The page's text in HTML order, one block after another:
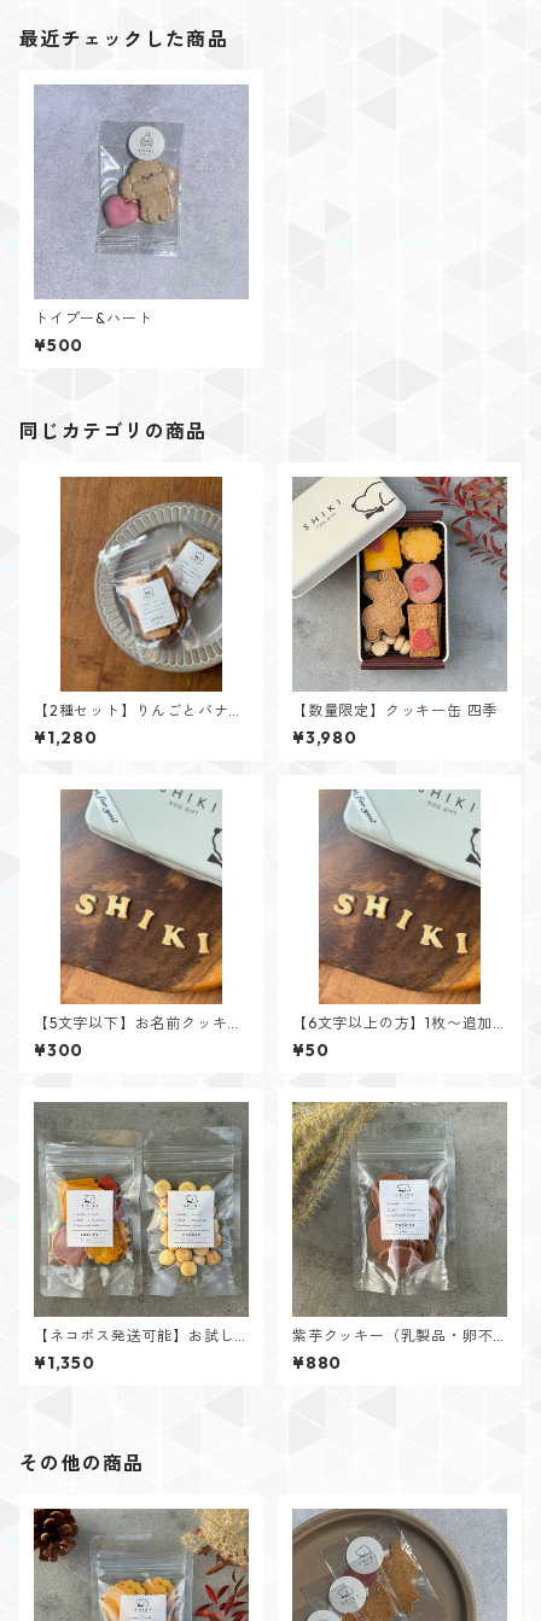
最近チェックした商品
トイプー&ハート
¥500
同じカテゴリの商品
【2種セット】りんごとバナナ
のドライチップス
¥1,280
【数量限定】クッキー缶 四季
¥3,980
【5文字以下】お名前クッキー
アルファベット
¥300
【6文字以上の方】1枚〜追加
分 お名前クッキー アルファベ
ット
¥50
【ネコポス発送可能】お試し
クッキーセット
¥1,350
紫芋クッキー（乳製品・卵不
使用）
¥880
その他の商品